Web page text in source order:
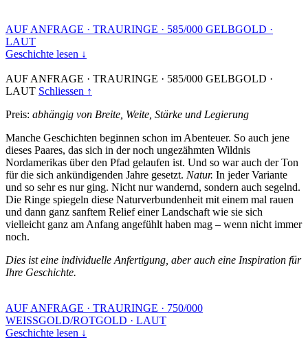
AUF ANFRAGE · TRAURINGE · 585/000 GELBGOLD ·
LAUT
Geschichte lesen ↓
AUF ANFRAGE · TRAURINGE · 585/000 GELBGOLD ·
LAUT Schliessen ↑
Preis: abhängig von Breite, Weite, Stärke und Legierung
Manche Geschichten beginnen schon im Abenteuer. So auch jene
dieses Paares, das sich in der noch ungezähmten Wildnis
Nordamerikas über den Pfad gelaufen ist. Und so war auch der Ton
für die sich ankündigenden Jahre gesetzt. Natur. In jeder Variante
und so sehr es nur ging. Nicht nur wandernd, sondern auch segelnd.
Die Ringe spiegeln diese Naturverbundenheit mit einem mal rauen
und dann ganz sanftem Relief einer Landschaft wie sie sich
vielleicht ganz am Anfang angefühlt haben mag – wenn nicht immer
noch.
Dies ist eine individuelle Anfertigung, aber auch eine Inspiration für
Ihre Geschichte.
AUF ANFRAGE · TRAURINGE · 750/000
WEISSGOLD/ROTGOLD · LAUT
Geschichte lesen ↓